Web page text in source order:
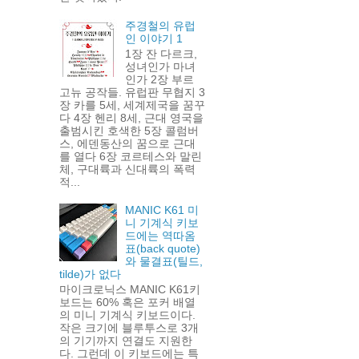
주경철의 유럽
인 이야기 1
1장 잔 다르크,
성녀인가 마녀
인가 2장 부르
고뉴 공작들. 유럽판 무협지 3
장 카를 5세, 세계제국을 꿈꾸
다 4장 헨리 8세, 근대 영국을
출범시킨 호색한 5장 콜럼버
스, 에덴동산의 꿈으로 근대
를 열다 6장 코르테스와 말린
체, 구대륙과 신대륙의 폭력
적...
MANIC K61 미
니 기계식 키보
드에는 역따옴
표(back quote)
와 물결표(틸드,
tilde)가 없다
마이크로닉스 MANIC K61키
보드는 60% 혹은 포커 배열
의 미니 기계식 키보드이다.
작은 크기에 블루투스로 3개
의 기기까지 연결도 지원한
다. 그런데 이 키보드에는 특